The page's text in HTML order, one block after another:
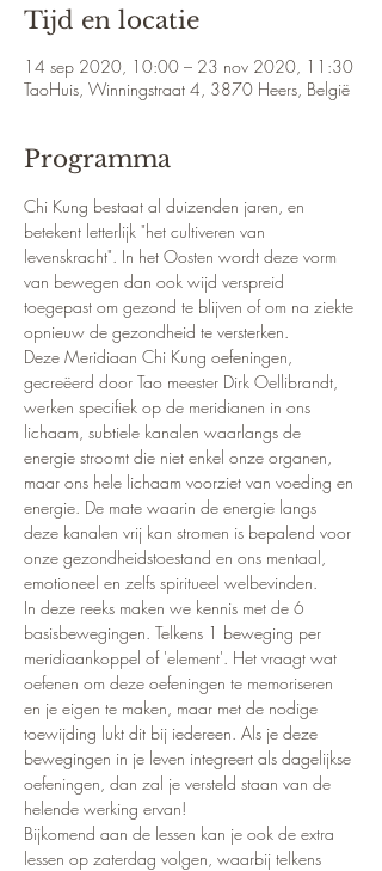
Tijd en locatie
14 sep 2020, 10:00 – 23 nov 2020, 11:30
TaoHuis, Winningstraat 4, 3870 Heers, België
Programma
Chi Kung bestaat al duizenden jaren, en
betekent letterlijk "het cultiveren van
levenskracht". In het Oosten wordt deze vorm
van bewegen dan ook wijd verspreid
toegepast om gezond te blijven of om na ziekte
opnieuw de gezondheid te versterken.
Deze Meridiaan Chi Kung oefeningen,
gecreëerd door Tao meester Dirk Oellibrandt,
werken specifiek op de meridianen in ons
lichaam, subtiele kanalen waarlangs de
energie stroomt die niet enkel onze organen,
maar ons hele lichaam voorziet van voeding en
energie. De mate waarin de energie langs
deze kanalen vrij kan stromen is bepalend voor
onze gezondheidstoestand en ons mentaal,
emotioneel en zelfs spiritueel welbevinden.
In deze reeks maken we kennis met de 6
basisbewegingen. Telkens 1 beweging per
meridiaankoppel of 'element'. Het vraagt wat
oefenen om deze oefeningen te memoriseren
en je eigen te maken, maar met de nodige
toewijding lukt dit bij iedereen. Als je deze
bewegingen in je leven integreert als dagelijkse
oefeningen, dan zal je versteld staan van de
helende werking ervan!
Bijkomend aan de lessen kan je ook de extra
lessen op zaterdag volgen, waarbij telkens